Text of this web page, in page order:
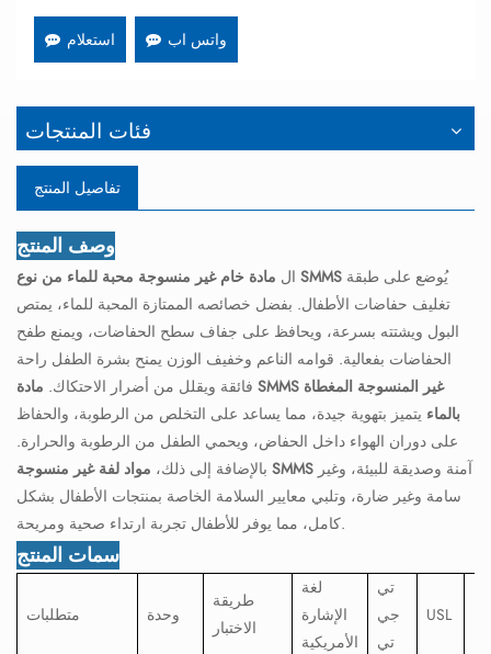
استعلام واتس اب
فئات المنتجات
تفاصيل المنتج
وصف المنتج
ال مادة خام غير منسوجة محبة للماء من نوع SMMS
تغليف حفاضات الأطفال. بفضل خصائصه الممتازة المحبة للماء، يمتص
البول ويشتته بسرعة، ويحافظ على جفاف سطح الحفاضات، ويمنع طفح
الحفاضات بفعالية. قوامه الناعم وخفيف الوزن يمنح بشرة الطفل راحة
فائقة ويقلل من أضرار الاحتكاك. مادة SMMS غير المنسوجة المغطاة
بالماء يتميز بتهوية جيدة، مما يساعد على التخلص من الرطوبة، والحفاظ
على دوران الهواء داخل الحفاض، ويحمي الطفل من الرطوبة والحرارة.
بالإضافة إلى ذلك، مواد لفة غير منسوجة SMMS
سامة وغير ضارة، وتلبي معايير السلامة الخاصة بمنتجات الأطفال بشكل
كامل، مما يوفر للأطفال تجربة ارتداء صحية ومريحة.
سمات المنتج
متطلبات وحدة
طريقة
الاختبار
لغة
الإشارة
الأمريكية
تي
جي
تي
USL